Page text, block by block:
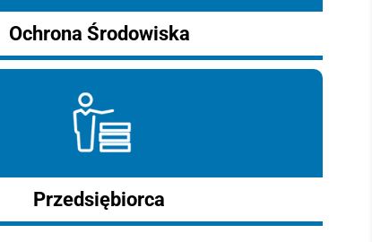
Ochrona Środowiska
Przedsiębiorca